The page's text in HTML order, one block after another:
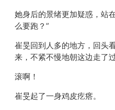
她身后的景绪更加疑惑，站
么要跑？”
崔旻回到人多的地方，回头
来，不紧不慢地朝这边走了过
滚啊！
崔旻起了一身鸡皮疙瘩。